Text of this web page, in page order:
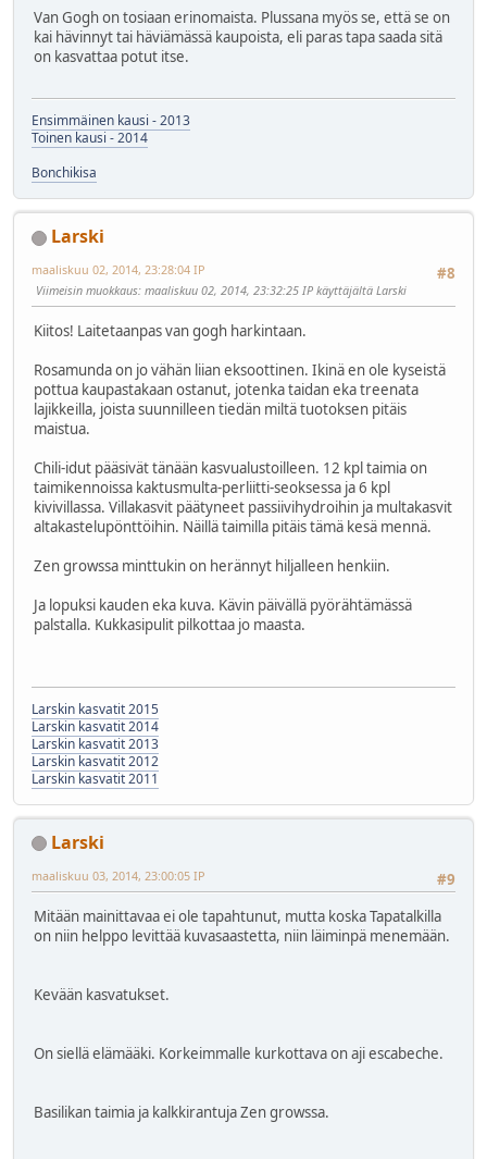
Van Gogh on tosiaan erinomaista. Plussana myös se, että se on
kai hävinnyt tai häviämässä kaupoista, eli paras tapa saada sitä
on kasvattaa potut itse.
Ensimmäinen kausi - 2013
Toinen kausi - 2014
Bonchikisa
Larski
#8
maaliskuu 02, 2014, 23:28:04 IP
Viimeisin muokkaus: maaliskuu 02, 2014, 23:32:25 IP käyttäjältä Larski
Kiitos! Laitetaanpas van gogh harkintaan.
Rosamunda on jo vähän liian eksoottinen. Ikinä en ole kyseistä
pottua kaupastakaan ostanut, jotenka taidan eka treenata
lajikkeilla, joista suunnilleen tiedän miltä tuotoksen pitäis
maistua.
Chili-idut pääsivät tänään kasvualustoilleen. 12 kpl taimia on
taimikennoissa kaktusmulta-perliitti-seoksessa ja 6 kpl
kivivillassa. Villakasvit päätyneet passiivihydroihin ja multakasvit
altakastelupönttöihin. Näillä taimilla pitäis tämä kesä mennä.
Zen growssa minttukin on herännyt hiljalleen henkiin.
Ja lopuksi kauden eka kuva. Kävin päivällä pyörähtämässä
palstalla. Kukkasipulit pilkottaa jo maasta.
Larskin kasvatit 2015
Larskin kasvatit 2014
Larskin kasvatit 2013
Larskin kasvatit 2012
Larskin kasvatit 2011
Larski
#9
maaliskuu 03, 2014, 23:00:05 IP
Mitään mainittavaa ei ole tapahtunut, mutta koska Tapatalkilla
on niin helppo levittää kuvasaastetta, niin läiminpä menemään.
Kevään kasvatukset.
On siellä elämääki. Korkeimmalle kurkottava on aji escabeche.
Basilikan taimia ja kalkkirantuja Zen growssa.